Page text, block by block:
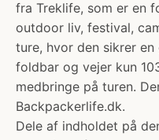
fra Treklife, som er en
outdoor liv, festival,
ture, hvor den sikrer
foldbar og vejer kun
medbringe på turen.
Backpackerlife.dk.
Dele af indholdet på